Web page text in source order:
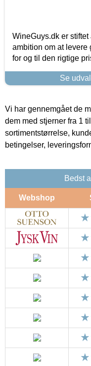
WineGuys.dk er
ambition om at levere
for og til den rigtige
Se
Vi har gennemgået de
dem med stjerner fra 1
sortimentstørrelse,
betingelser,
Bedst
Webshop